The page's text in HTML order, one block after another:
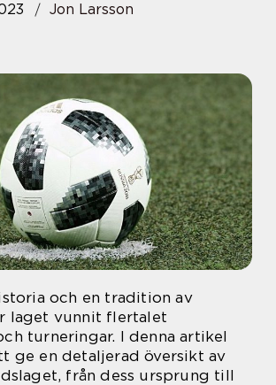
Jon Larsson
och en tradition av
laget vunnit flertalet
turneringar. I denna artikel
ge en detaljerad översikt av
från dess ursprung till